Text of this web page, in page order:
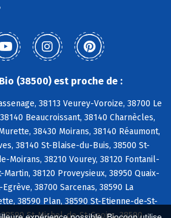
(38500) est proche de :
38113 Veurey-Voroize, 38700 Le
Beaucroissant, 38140 Charnècles,
38430 Moirans, 38140 Réaumont,
38140 St-Blaise-du-Buis, 38500 St-
Moirans, 38210 Vourey, 38120 Fontanil-
38120 Proveysieux, 38950 Quaix-
38700 Sarcenas, 38590 La
38590 Plan, 38590 St-Etienne-de-St-
St-Michel-de-St-Geoirs, 38590